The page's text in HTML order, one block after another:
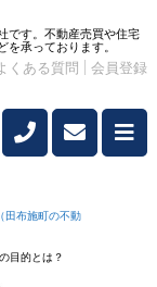
です。不動産売買や住宅
を承っております。
くある質問 会員登録
田布施町の不動
目的とは？